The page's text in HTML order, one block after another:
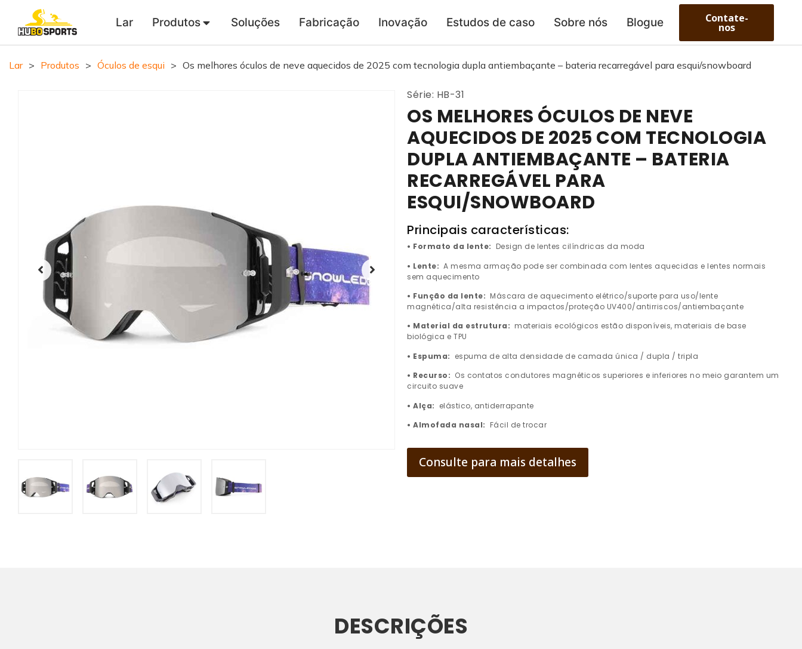
Lar Produtos Soluções Fabricação Inovação Estudos de caso Sobre nós Blogue Contate-
nos
Lar > Produtos > Óculos de esqui > Os melhores óculos de neve aquecidos de 2025 com tecnologia dupla antiembaçante – bateria recarregável para esqui/snowboard
Série: HB-31
OS MELHORES ÓCULOS DE NEVE
AQUECIDOS DE 2025 COM TECNOLOGIA
DUPLA ANTIEMBAÇANTE – BATERIA
RECARREGÁVEL PARA
ESQUI/SNOWBOARD
Principais características:
• Formato da lente: Design de lentes cilíndricas da moda
• Lente: A mesma armação pode ser combinada com lentes aquecidas e lentes normais
sem aquecimento
• Função da lente: Máscara de aquecimento elétrico/suporte para uso/lente
magnética/alta resistência a impactos/proteção UV400/antirriscos/antiembaçante
• Material da estrutura: materiais ecológicos estão disponíveis, materiais de base
biológica e TPU
• Espuma: espuma de alta densidade de camada única / dupla / tripla
• Recurso: Os contatos condutores magnéticos superiores e inferiores no meio garantem um
circuito suave
• Alça: elástico, antiderrapante
• Almofada nasal: Fácil de trocar
Consulte para mais detalhes
DESCRIÇÕES